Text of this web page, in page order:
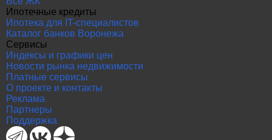
Ипотечные кредиты
Ипотека для IT-специалистов
Каталог банков Воронежа
Сервисы
Индексы и графики цен
Новости рынка недвижимости
Платные сервисы
О проекте и контакты
Реклама
Партнеры
Поддержка